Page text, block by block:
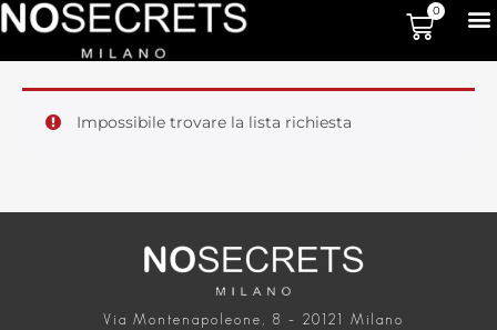
0
Impossibile trovare la lista richiesta
Via Montenapoleone, 8 – 20121 Milano